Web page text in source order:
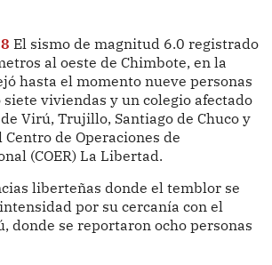
El sismo de magnitud 6.0 registrado
al oeste de Chimbote, en la
hasta el momento nueve personas
viviendas y un colegio afectado
Virú, Trujillo, Santiago de Chuco y
de Operaciones de
(COER) La Libertad.
liberteñas donde el temblor se
por su cercanía con el
donde se reportaron ocho personas